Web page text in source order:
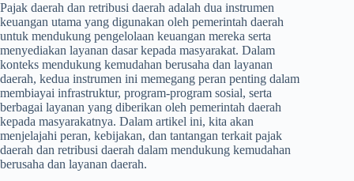
Pajak daerah dan retribusi daerah adalah dua instrumen
keuangan utama yang digunakan oleh pemerintah daerah
untuk mendukung pengelolaan keuangan mereka serta
menyediakan layanan dasar kepada masyarakat. Dalam
konteks mendukung kemudahan berusaha dan layanan
daerah, kedua instrumen ini memegang peran penting dalam
membiayai infrastruktur, program-program sosial, serta
berbagai layanan yang diberikan oleh pemerintah daerah
kepada masyarakatnya. Dalam artikel ini, kita akan
menjelajahi peran, kebijakan, dan tantangan terkait pajak
daerah dan retribusi daerah dalam mendukung kemudahan
berusaha dan layanan daerah.